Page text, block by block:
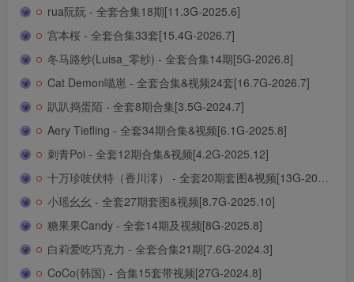
rua阮阮 - 全套合集18期[11.3G-2025.6]
宫本桜 - 全套合集33套[15.4G-2026.7]
冬马路纱(Luisa_零纱) - 全套合集14期[5G-2026.8]
Cat Demon喵崽 - 全套合集&视频24套[16.7G-2026.7]
趴趴捣蛋陌 - 全套8期合集[3.5G-2024.7]
Aery Tiefling - 全套34期合集&视频[6.1G-2025.8]
刺青Poi - 全套12期合集&视频[4.2G-2025.12]
十万珍吱伏特（香川澪） - 全套20期套图&视频[13G-2026.7]
小瑶幺幺 - 全套27期套图&视频[8.7G-2025.10]
糖果果Candy - 全套14期及视频[8G-2025.8]
白莉爱吃巧克力 - 全套合集21期[7.6G-2024.3]
CoCo(韩国) - 合集15套带视频[27G-2024.8]